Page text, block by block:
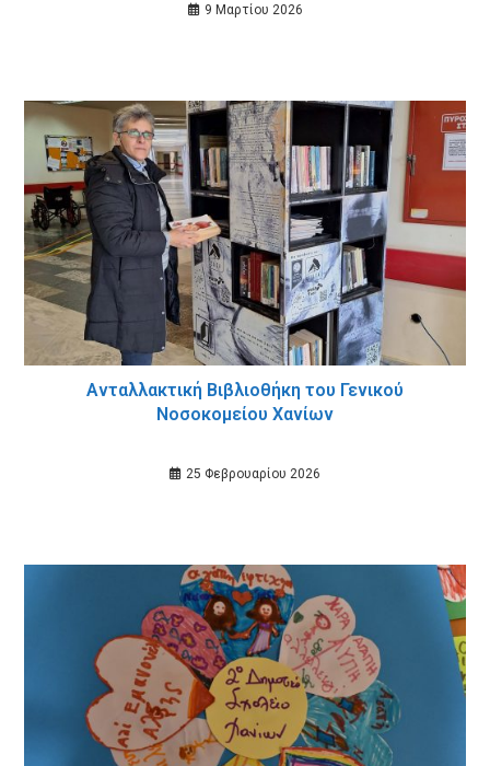
9 Μαρτίου 2026
Ανταλλακτική Βιβλιοθήκη του Γενικού
Νοσοκομείου Χανίων
25 Φεβρουαρίου 2026